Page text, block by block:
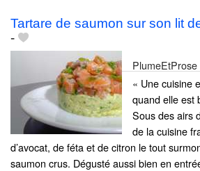
Tartare de saumon sur son lit
-
PlumeEtProse
« Une cuisine
quand elle est
Sous des airs
de la cuisine
d’avocat, de féta et de citron le tout
saumon crus. Dégusté aussi bien en